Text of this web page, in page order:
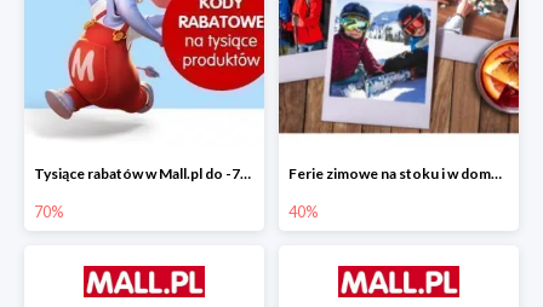
Tysiące rabatów w Mall.pl do -70%
70%
Ferie zimowe na stoku i w domu w Mall.pl do -40%
40%